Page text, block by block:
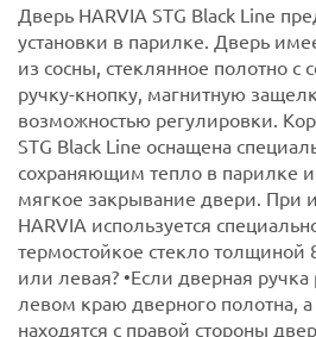
Дверь HARVIA STG Black Line
установки в парилке. Дверь
из сосны, стеклянное полотно с
ручку-кнопку, магнитную
возможностью регулировки.
STG Black Line оснащена
сохраняющим тепло в парилке
мягкое закрывание двери. При
HARVIA используется
термостойкое стекло толщиной
или левая? •Если дверная
левом краю дверного полотна,
находятся с правой стороны